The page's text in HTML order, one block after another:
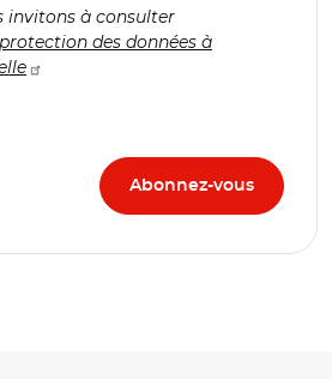
invitons à consulter
des données à